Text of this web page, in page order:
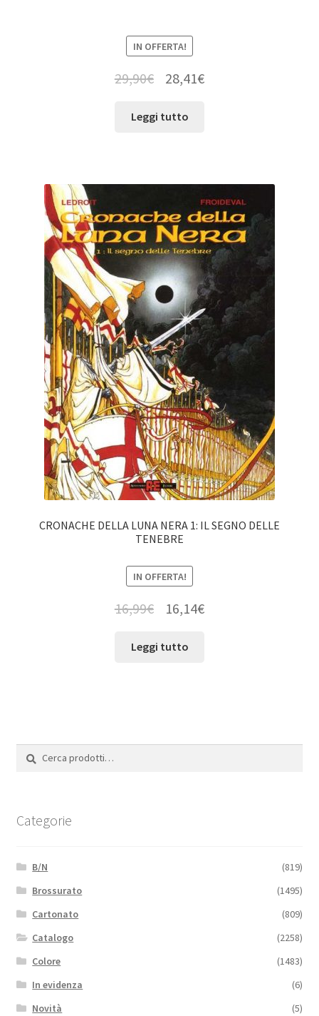
IN OFFERTA!
29,90€ 28,41€
Leggi tutto
CRONACHE DELLA LUNA NERA 1: IL SEGNO DELLE
TENEBRE
IN OFFERTA!
16,99€ 16,14€
Leggi tutto
Cerca:
Cerca
Categorie
B/N
(819)
Brossurato
(1495)
Cartonato
(809)
Catalogo
(2258)
Colore
(1483)
In evidenza
(6)
Novità
(5)